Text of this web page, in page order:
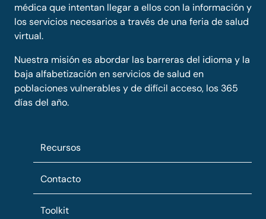
médica que intentan llegar a ellos con la información y
los servicios necesarios a través de una feria de salud
virtual.
Nuestra misión es abordar las barreras del idioma y la
baja alfabetización en servicios de salud en
poblaciones vulnerables y de difícil acceso, los 365
días del año.
Recursos
Contacto
Toolkit